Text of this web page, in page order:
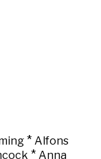
* Alfons
* Anna